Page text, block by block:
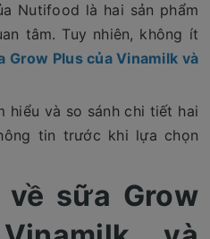
Nutifood là hai sản phẩm
tâm. Tuy nhiên, không ít
Grow Plus của Vinamilk và
hiểu và so sánh chi tiết hai
tin trước khi lựa chọn
sữa Grow